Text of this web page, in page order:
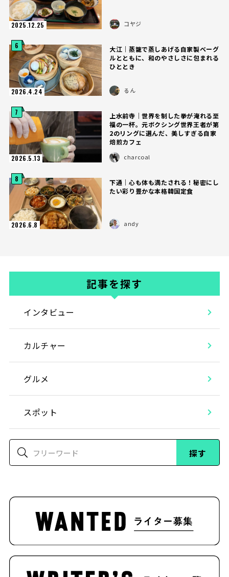
2025.12.25 コヤジ
6
2026.4.24
大江｜蒸籠で蒸しあげる自家製ベーグ
ルとともに、和のやさしさに包まれる
ひととき
るん
7
2026.5.13
上水前寺｜世界を制した拳が淹れる至
福の一杯。元ボクシング世界王者が第
2のリングに選んだ、美しすぎる自家
焙煎カフェ
charcoal
8
2026.6.8
下通｜心も体も満たされる！秘密にし
たい彩り豊かな本格韓国定食
andy
記事を探す
インタビュー
カルチャー
グルメ
スポット
探す